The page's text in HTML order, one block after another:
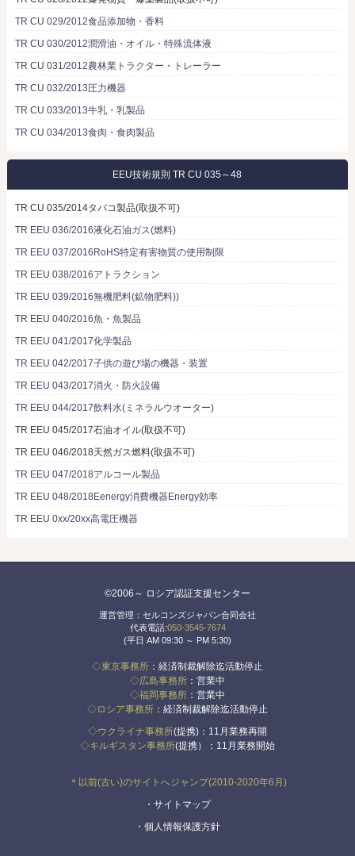
TR CU 029/2012食品添加物・香料
TR CU 030/2012潤滑油・オイル・特殊流体液
TR CU 031/2012農林業トラクター・トレーラー
TR CU 032/2013圧力機器
TR CU 033/2013牛乳・乳製品
TR CU 034/2013食肉・食肉製品
EEU技術規則 TR CU 035～48
TR CU 035/2014タバコ製品(取扱不可)
TR EEU 036/2016液化石油ガス(燃料)
TR EEU 037/2016RoHS特定有害物質の使用制限
TR EEU 038/2016アトラクション
TR EEU 039/2016無機肥料(鉱物肥料))
TR EEU 040/2016魚・魚製品
TR EEU 041/2017化学製品
TR EEU 042/2017子供の遊び場の機器・装置
TR EEU 043/2017消火・防火設備
TR EEU 044/2017飲料水(ミネラルウオーター)
TR EEU 045/2017石油オイル(取扱不可)
TR EEU 046/2018天然ガス燃料(取扱不可)
TR EEU 047/2018アルコール製品
TR EEU 048/2018Eenergy消費機器Energy効率
TR EEU 0xx/20xx高電圧機器
©2006～ ロシア認証支援センター
運営管理：セルコンズジャパン合同会社
代表電話:050-3545-7674
(平日 AM 09:30 ～ PM 5:30)
◇東京事務所 ：経済制裁解除迄活動停止
◇広島事務所 ：営業中
◇福岡事務所 ：営業中
◇ロシア事務所 ：経済制裁解除迄活動停止
◇ウクライナ事務所(提携)：11月業務再開
◇キルギスタン事務所(提携）：11月業務開始
＊以前(古い)のサイトへジャンプ(2010-2020年6月)
・サイトマップ
・個人情報保護方針